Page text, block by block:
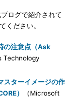
ログで紹介されて
ください。
の注意点（Ask
Technology
ターイメージの作
）
（Microsoft